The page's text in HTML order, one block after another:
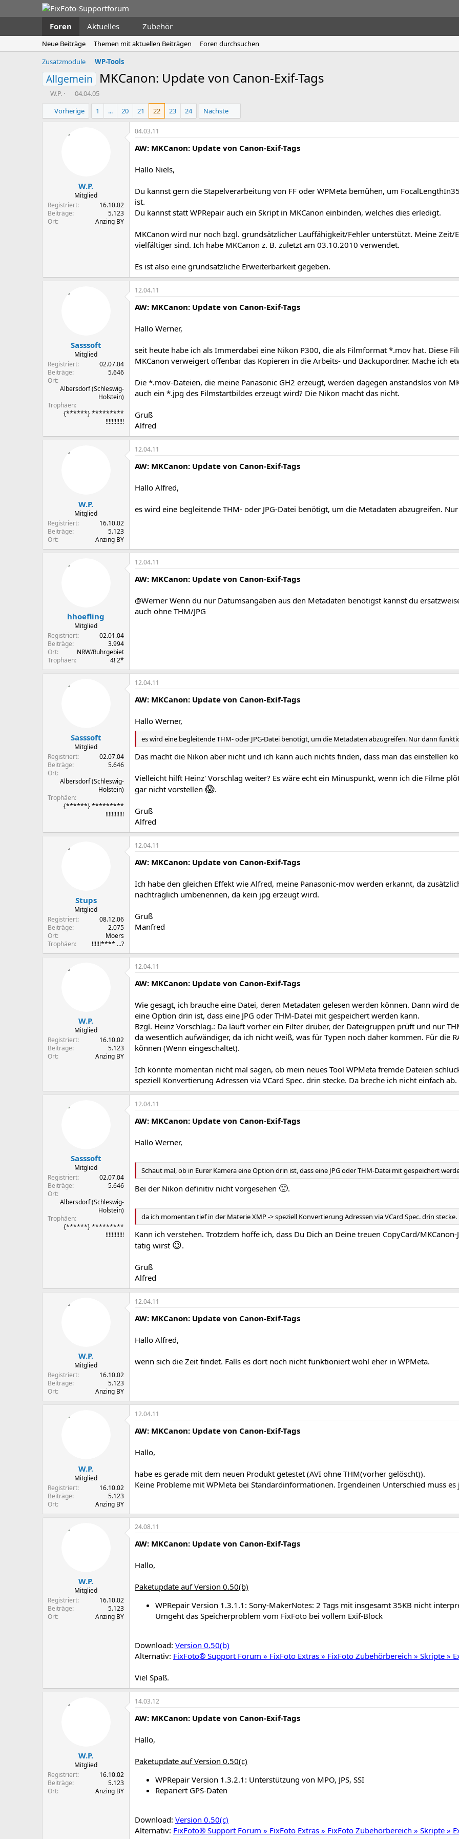
Foren Aktuelles Zubehör
Neue Beiträge Themen mit aktuellen Beiträgen
Foren durchsuchen
Zusatzmodule
WP-Tools
Allgemein MKCanon: Update von Canon-Exif-Tags
E
r
t
W.P.
E
r
s
t
04.04.05
Vorherige
1 ... 20 21 22 23 24 Nächste
W.P.
Mitglied
Registriert
16.10.02
Beiträge
5.123
Ort
Anzing BY
04.03.11
AW: MKCanon: Update von Canon-Exif-Tags
Hallo Niels,
Du kannst gern die Stapelverarbeitung von FF oder WPMeta bemühen, um
ist.
Du kannst statt WPRepair auch ein Skript in MKCanon einbinden, welches dies erledigt.
MKCanon wird nur noch bzgl. grundsätzlicher Lauffähigkeit/Fehler unterstützt. Meine Zeit/
vielfältiger sind. Ich habe MKCanon z. B. zuletzt am 03.10.2010 verwendet.
Es ist also eine grundsätzliche Erweiterbarkeit gegeben.
Sasssoft
Mitglied
Registriert
02.07.04
Beiträge
5.646
Ort
Albersdorf (Schleswig-
Holstein)
Trophäen
{******} *********
!!!!!!!!!!!!
12.04.11
AW: MKCanon: Update von Canon-Exif-Tags
Hallo Werner,
seit heute habe ich als Immerdabei eine Nikon P300, die als Filmformat *.mov hat. Diese
MKCanon verweigert offenbar das Kopieren in die Arbeits- und Backupordner. Mache ich
Die *.mov-Dateien, die meine Panasonic GH2 erzeugt, werden dagegen anstandslos von
auch ein *.jpg des Filmstartbildes erzeugt wird? Die Nikon macht das nicht.
Gruß
Alfred
W.P.
Mitglied
Registriert
16.10.02
Beiträge
5.123
Ort
Anzing BY
12.04.11
AW: MKCanon: Update von Canon-Exif-Tags
Hallo Alfred,
es wird eine begleitende THM- oder JPG-Datei benötigt, um die Metadaten abzugreifen.
hhoefling
Mitglied
Registriert
02.01.04
Beiträge
3.994
Ort
NRW/Ruhrgebiet
Trophäen
4! 2*
12.04.11
AW: MKCanon: Update von Canon-Exif-Tags
@Werner Wenn du nur Datumsangaben aus den Metadaten benötigst kannst du
auch ohne THM/JPG
Sasssoft
Mitglied
Registriert
02.07.04
Beiträge
5.646
Ort
Albersdorf (Schleswig-
Holstein)
Trophäen
{******} *********
!!!!!!!!!!!!
12.04.11
AW: MKCanon: Update von Canon-Exif-Tags
Hallo Werner,
es wird eine begleitende THM- oder JPG-Datei benötigt, um die Metadaten abzugreifen. Nur dann
Das macht die Nikon aber nicht und ich kann auch nichts finden, dass man das einstellen
Vielleicht hilft Heinz' Vorschlag weiter? Es wäre echt ein Minuspunkt, wenn ich die Filme
gar nicht vorstellen 😱.
Gruß
Alfred
Stups
Mitglied
Registriert
08.12.06
Beiträge
2.075
Ort
Moers
Trophäen
!!!!!!**** ...?
12.04.11
AW: MKCanon: Update von Canon-Exif-Tags
Ich habe den gleichen Effekt wie Alfred, meine Panasonic-mov werden erkannt, da
nachträglich umbenennen, da kein jpg erzeugt wird.
Gruß
Manfred
W.P.
Mitglied
Registriert
16.10.02
Beiträge
5.123
Ort
Anzing BY
12.04.11
AW: MKCanon: Update von Canon-Exif-Tags
Wie gesagt, ich brauche eine Datei, deren Metadaten gelesen werden können. Dann wird
eine Option drin ist, dass eine JPG oder THM-Datei mit gespeichert werden kann.
Bzgl. Heinz Vorschlag.: Da läuft vorher ein Filter drüber, der Dateigruppen prüft und nur
da wesentlich aufwändiger, da ich nicht weiß, was für Typen noch daher kommen. Für die
können (Wenn eingeschaltet).
Ich könnte momentan nicht mal sagen, ob mein neues Tool WPMeta fremde Dateien
speziell Konvertierung Adressen via VCard Spec. drin stecke. Da breche ich nicht einfach ab.
Sasssoft
Mitglied
Registriert
02.07.04
Beiträge
5.646
Ort
Albersdorf (Schleswig-
Holstein)
Trophäen
{******} *********
!!!!!!!!!!!!
12.04.11
AW: MKCanon: Update von Canon-Exif-Tags
Hallo Werner,
Schaut mal, ob in Eurer Kamera eine Option drin ist, dass eine JPG oder THM-Datei mit gespeichert
Bei der Nikon definitiv nicht vorgesehen 🙁.
da ich momentan tief in der Materie XMP -> speziell Konvertierung Adressen via VCard Spec. drin
Kann ich verstehen. Trotzdem hoffe ich, dass Du Dich an Deine treuen CopyCard/
tätig wirst 😉.
Gruß
Alfred
W.P.
Mitglied
Registriert
16.10.02
Beiträge
5.123
Ort
Anzing BY
12.04.11
AW: MKCanon: Update von Canon-Exif-Tags
Hallo Alfred,
wenn sich die Zeit findet. Falls es dort noch nicht funktioniert wohl eher in WPMeta.
W.P.
Mitglied
Registriert
16.10.02
Beiträge
5.123
Ort
Anzing BY
12.04.11
AW: MKCanon: Update von Canon-Exif-Tags
Hallo,
habe es gerade mit dem neuen Produkt getestet (AVI ohne THM(vorher gelöscht)).
Keine Probleme mit WPMeta bei Standardinformationen. Irgendeinen Unterschied muss es
W.P.
Mitglied
Registriert
16.10.02
Beiträge
5.123
Ort
Anzing BY
24.08.11
AW: MKCanon: Update von Canon-Exif-Tags
Hallo,
Paketupdate auf Version 0.50(b)
WPRepair Version 1.3.1.1: Sony-MakerNotes: 2 Tags mit insgesamt 35KB nicht
Umgeht das Speicherproblem vom FixFoto bei vollem Exif-Block
Download: Version 0.50(b)
Alternativ: FixFoto® Support Forum » FixFoto Extras » FixFoto Zubehörbereich » Skripte »
Viel Spaß.
W.P.
Mitglied
Registriert
16.10.02
Beiträge
5.123
Ort
Anzing BY
14.03.12
AW: MKCanon: Update von Canon-Exif-Tags
Hallo,
Paketupdate auf Version 0.50(c)
WPRepair Version 1.3.2.1: Unterstützung von MPO, JPS, SSI
Repariert GPS-Daten
Download: Version 0.50(c)
Alternativ: FixFoto® Support Forum » FixFoto Extras » FixFoto Zubehörbereich » Skripte »